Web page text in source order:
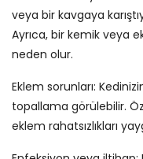
veya bir kavgaya
Ayrıca, bir kemik veya
neden olur.
Eklem sorunları:
topallama görülebilir.
eklem rahatsızlıkları